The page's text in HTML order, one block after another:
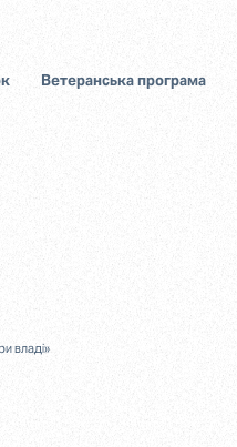
Ветеранська програма
владі»